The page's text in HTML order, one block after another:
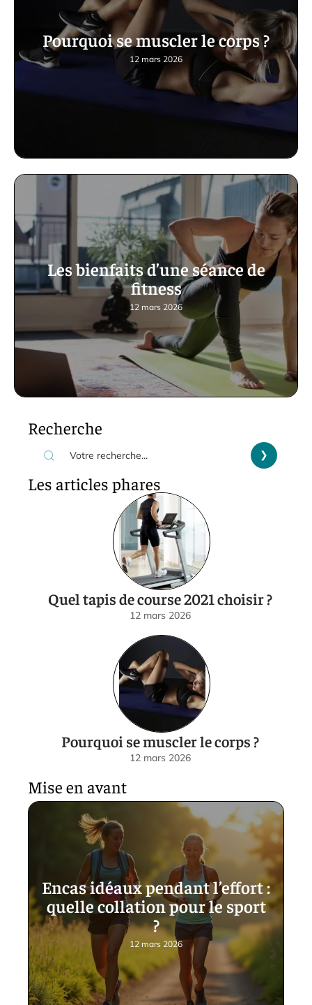
Pourquoi se muscler le corps ?
12 mars 2026
Les bienfaits d’une séance de
fitness
12 mars 2026
Recherche
Les articles phares
Quel tapis de course 2021 choisir ?
12 mars 2026
Pourquoi se muscler le corps ?
12 mars 2026
Mise en avant
Encas idéaux pendant l’effort :
quelle collation pour le sport
?
12 mars 2026